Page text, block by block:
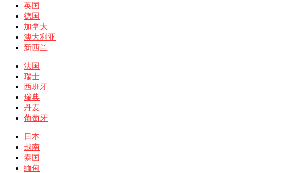
英国
德国
加拿大
澳大利亚
新西兰
法国
瑞士
西班牙
瑞典
丹麦
葡萄牙
日本
越南
泰国
缅甸